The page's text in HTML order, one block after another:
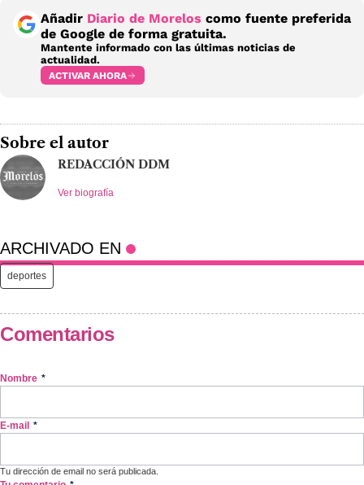
Añadir Diario de Morelos como fuente preferida
de Google de forma gratuita.
Mantente informado con las últimas noticias de
actualidad.
ACTIVAR AHORA
Sobre el autor
REDACCIÓN DDM
Ver biografía
ARCHIVADO EN
deportes
Comentarios
Nombre *
E-mail *
Tu dirección de email no será publicada.